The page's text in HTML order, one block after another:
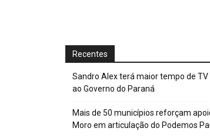
Recentes
Sandro Alex terá maior tempo de TV
ao Governo do Paraná
Mais de 50 municípios reforçam
Moro em articulação do Podemos